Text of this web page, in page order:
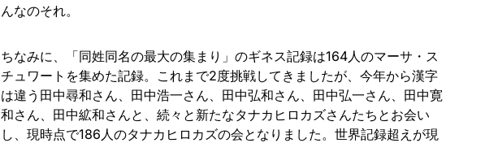
んなのそれ。
ちなみに、「同姓同名の最大の集まり」のギネス記録は164人のマーサ・ス
チュワートを集めた記録。これまで2度挑戦してきましたが、今年から漢字
は違う田中尋和さん、田中浩一さん、田中弘和さん、田中弘一さん、田中寛
和さん、田中絋和さんと、続々と新たなタナカヒロカズさんたちとお会い
し、現時点で186人のタナカヒロカズの会となりました。世界記録超えが現